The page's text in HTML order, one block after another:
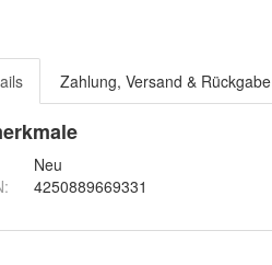
Zahlung, Versand & Rückgabe
Neu
4250889669331